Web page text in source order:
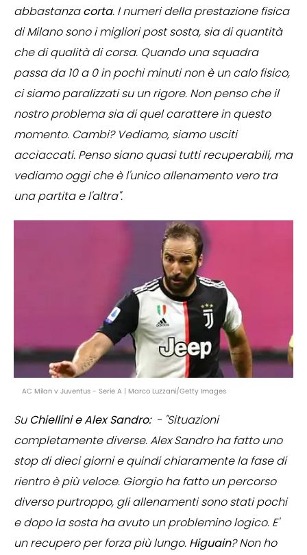
abbastanzacorta. I numeri della prestazione fisica
di Milano sono i migliori post sosta, sia di quantità
che di qualità di corsa. Quando una squadra
passa da 10 a 0 in pochi minuti non è un calo fisico,
ci siamo paralizzati su un rigore. Non penso che il
nostro problema sia di quel carattere in questo
momento. Cambi? Vediamo, siamo usciti
acciaccati. Penso siano quasi tutti recuperabili, ma
vediamo oggi che è l'unico allenamento vero tra
una partita e l'altra".
AC Milan v Juventus - Serie A | Marco Luzzani/Getty Images
SuChiellini e Alex Sandro: - "Situazioni
completamente diverse. Alex Sandro ha fatto uno
stop di dieci giorni e quindi chiaramente la fase di
rientro è più veloce. Giorgio ha fatto un percorso
diverso purtroppo, gli allenamenti sono stati pochi
e dopo la sosta ha avuto un problemino logico. E'
un recupero per forza più lungo. Higuain? Non ho